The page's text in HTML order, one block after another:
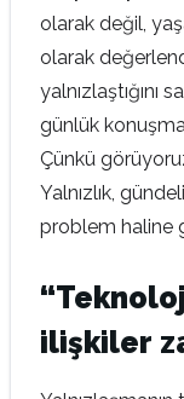
olarak değil,
olarak
yalnızlaştığını
günlük
Çünkü
Yalnızlık,
problem haline
ilişkiler